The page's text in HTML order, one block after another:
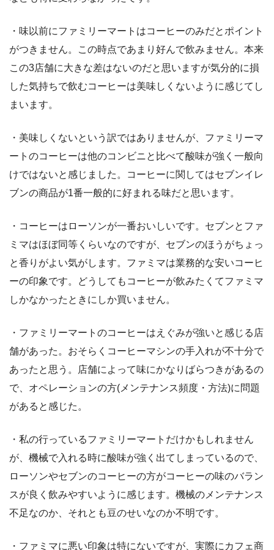
・味以前にファミリーマートはコーヒーのみだとポイント
がつきません。この時点であまり好んで飲みません。本来
この3店舗に大きな差はないのだと思いますが気分的に損
した気持ちで飲むコーヒーは美味しくないように感じてし
まいます。
・美味しくないという訳ではありませんが、ファミリーマ
ートのコーヒーは他のコンビニと比べて酸味が強く一般向
けではないと感じました。コーヒーに関してはセブンイレ
ブンの商品が1番一般的に好まれる味だと思います。
・コーヒーはローソンが一番おいしいです。セブンとファ
ミマはほぼ同等くらいなのですが、セブンのほうがちょっ
と香りがよい気がします。ファミマは業務的な安いコーヒ
ーの印象です。どうしてもコーヒーが飲みたくてファミマ
しかなかったときにしか買いません。
・ファミリーマートのコーヒーはえぐみが強いと感じる店
舗があった。おそらくコーヒーマシンの手入れが不十分で
あったと思う。店舗によって味にかなりばらつきがあるの
で、オペレーションの方(メンテナンス頻度・方法)に問題
があると感じた。
・私の行っているファミリーマートだけかもしれません
が、機械で入れる時に酸味が強く出てしまっているので、
ローソンやセブンのコーヒーの方がコーヒーの味のバラン
スが良く飲みやすいように感じます。機械のメンテナンス
不足なのか、それとも豆のせいなのか不明です。
・ファミマに悪い印象は特にないですが、実際にカフェ商